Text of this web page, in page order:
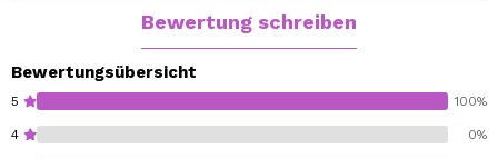
Bewertung schreiben
Bewertungsübersicht
5 100%
4 0%